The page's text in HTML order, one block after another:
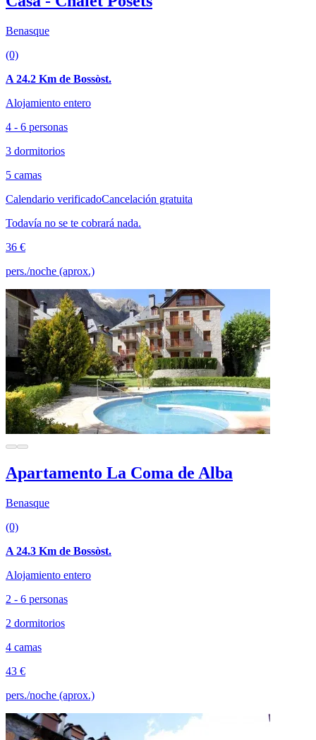
Benasque
(0)
A 24.2 Km de Bossòst.
Alojamiento entero
4 - 6 personas
3 dormitorios
5 camas
Calendario verificadoCancelación gratuita
Todavía no se te cobrará nada.
36 €
pers./noche (aprox.)
Apartamento La Coma de Alba
Benasque
(0)
A 24.3 Km de Bossòst.
Alojamiento entero
2 - 6 personas
2 dormitorios
4 camas
43 €
pers./noche (aprox.)